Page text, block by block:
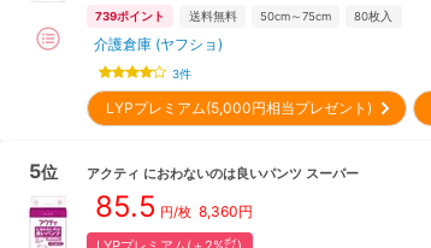
739ポイント 送料無料 50cm～75cm 80枚入
介護倉庫 (ヤフショ)
3件
LYPプレミアム(5,000円相当プレゼント)
5位 アクティ におわないのは良いパンツ スーパー
85.5 円/枚 8,360円